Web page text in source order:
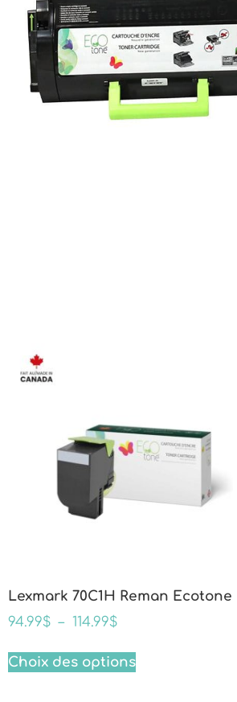
Lexmark 70C1H Reman Ecotone
94.99$ – 114.99$
Choix des options